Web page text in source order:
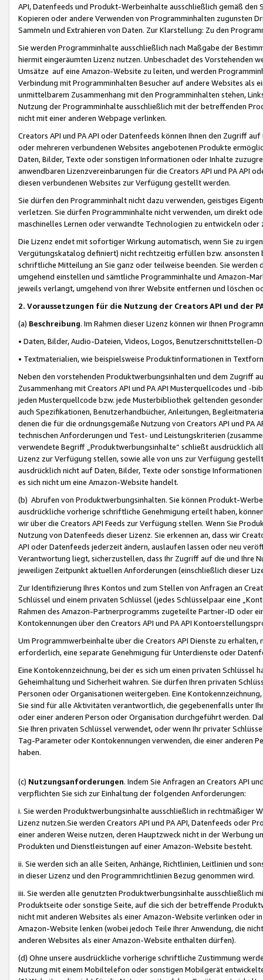
API, Datenfeeds und Produkt-Werbeinhalte ausschließlich gemäß
Kopieren oder andere Verwenden von Programminhalten zugunsten
Sammeln und Extrahieren von Daten. Zur Klarstellung: Zu den
Sie werden Programminhalte ausschließlich nach Maßgabe der
hiermit eingeräumten Lizenz nutzen. Unbeschadet des Vorstehenden
Umsätze auf eine Amazon-Website zu leiten, und werden
Verbindung mit Programminhalten Besucher auf andere Websites als
unmittelbarem Zusammenhang mit den Programminhalten stehen,
Nutzung der Programminhalte ausschließlich mit der betreffenden
nicht mit einer anderen Webpage verlinken.
Creators API und PA API oder Datenfeeds können Ihnen den Zugriff
oder mehreren verbundenen Websites angebotenen Produkte
Daten, Bilder, Texte oder sonstigen Informationen oder Inhalte
anwendbaren Lizenzvereinbarungen für die Creators API und PA API
diesen verbundenen Websites zur Verfügung gestellt werden.
Sie dürfen den Programminhalt nicht dazu verwenden, geistiges
verletzen. Sie dürfen Programminhalte nicht verwenden, um direkt
maschinelles Lernen oder verwandte Technologien zu entwickeln
Die Lizenz endet mit sofortiger Wirkung automatisch, wenn Sie zu
Vergütungskatalog definiert) nicht rechtzeitig erfüllen bzw. ansonsten
schriftliche Mitteilung an Sie ganz oder teilweise beenden. Sie werden
umgehend einstellen und sämtliche Programminhalte und Amazon-
jeweils verlangt, umgehend von Ihrer Website entfernen und löschen
2. Voraussetzungen für die Nutzung der Creators API und der
(a) Beschreibung. Im Rahmen dieser Lizenz können wir Ihnen
• Daten, Bilder, Audio-Dateien, Videos, Logos, Benutzerschnittstellen-
• Textmaterialien, wie beispielsweise Produktinformationen in
Neben den vorstehenden Produktwerbungsinhalten und dem Zugriff
Zusammenhang mit Creators API und PA API Musterquellcodes und
jeden Musterquellcode bzw. jede Musterbibliothek geltenden
auch Spezifikationen, Benutzerhandbücher, Anleitungen,
denen die für die ordnungsgemäße Nutzung von Creators API und PA
technischen Anforderungen und Test- und Leistungskriterien
verwendete Begriff „Produktwerbungsinhalte“ schließt ausdrücklich
Lizenz zur Verfügung stellen, sowie alle von uns zur Verfügung
ausdrücklich nicht auf Daten, Bilder, Texte oder sonstige
es sich nicht um eine Amazon-Website handelt.
(b) Abrufen von Produktwerbungsinhalten. Sie können Produkt-
ausdrückliche vorherige schriftliche Genehmigung erteilt haben,
wir über die Creators API Feeds zur Verfügung stellen. Wenn Sie
Nutzung von Datenfeeds dieser Lizenz. Sie erkennen an, dass wir
API oder Datenfeeds jederzeit ändern, auslaufen lassen oder neu
Verantwortung liegt, sicherzustellen, dass Ihr Zugriff auf die und Ihre
jeweiligen Zeitpunkt aktuellen Anforderungen (einschließlich dieser
Zur Identifizierung Ihres Kontos und zum Stellen von Anfragen an
Schlüssel und einem privaten Schlüssel (jedes Schlüsselpaar eine
Rahmen des Amazon-Partnerprogramms zugeteilte Partner-ID oder
Kontokennungen über den Creators API und PA API
Um Programmwerbeinhalte über die Creators API Dienste zu
erforderlich, eine separate Genehmigung für Unterdienste oder
Eine Kontokennzeichnung, bei der es sich um einen privaten
Geheimhaltung und Sicherheit wahren. Sie dürfen Ihren privaten
Personen oder Organisationen weitergeben. Eine
Sie sind für alle Aktivitäten verantwortlich, die gegebenenfalls unter
oder einer anderen Person oder Organisation durchgeführt werden.
Sie Ihren privaten Schlüssel verwendet, oder wenn Ihr privater
Tag-Parameter oder Kontokennungen verwenden, die einer anderen
haben.
(c) Nutzungsanforderungen. Indem Sie Anfragen an Creators API
verpflichten Sie sich zur Einhaltung der folgenden Anforderungen:
i. Sie werden Produktwerbungsinhalte ausschließlich in rechtmäßiger
Lizenz nutzen.Sie werden Creators API und PA API, Datenfeeds oder
einer anderen Weise nutzen, deren Hauptzweck nicht in der Werbung
Produkten und Dienstleistungen auf einer Amazon-Website besteht.
ii. Sie werden sich an alle Seiten, Anhänge, Richtlinien, Leitlinien und
in dieser Lizenz und den Programmrichtlinien Bezug genommen wird.
iii. Sie werden alle genutzten Produktwerbungsinhalte ausschließlich
Produktseite oder sonstige Seite, auf die sich der betreffende
nicht mit anderen Websites als einer Amazon-Website verlinken oder
Amazon-Website lenken (wobei jedoch Teile Ihrer Anwendung, die
anderen Websites als einer Amazon-Website enthalten dürfen).
(d) Ohne unsere ausdrückliche vorherige schriftliche Zustimmung
Nutzung mit einem Mobiltelefon oder sonstigen Mobilgerät